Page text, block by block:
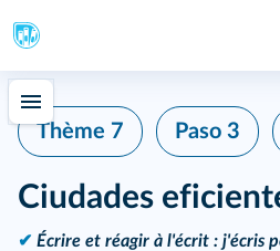
Thème 7 Paso 3
Ciudades
✔ Écrire et réagir à l'écrit : j'écris